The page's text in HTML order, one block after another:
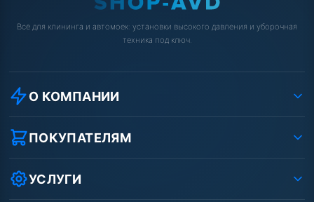
Всё для клининга и автомоек: установки высокого давления и уборочная
техника под ключ.
О КОМПАНИИ
О компании
Реквизиты ООО «Шоп АВД»
Условия соглашения
Вакансии
ПОКУПАТЕЛЯМ
Как заказать?
Оплата
УСЛУГИ
Ремонт АВД